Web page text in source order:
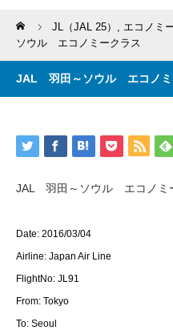
Home JL（JAL 25） , エコノミ
ソウル エコノミークラス
JAL 羽田～ソウル エコノミ
JAL 羽田～ソウル エコノミ
Date: 2016/03/04
Airline: Japan Air Line
FlightNo: JL91
From: Tokyo
To: Seoul